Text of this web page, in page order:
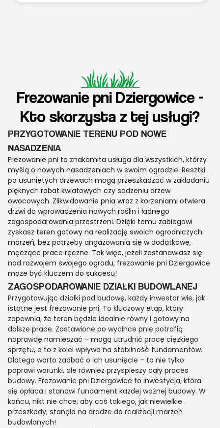
Frezowanie pni Dziergowice -
Kto skorzysta z tej usługi?
PRZYGOTOWANIE TERENU POD NOWE
NASADZENIA
Frezowanie pni to znakomita usługa dla wszystkich, którzy
myślą o nowych nasadzeniach w swoim ogrodzie. Resztki
po usuniętych drzewach mogą przeszkadzać w zakładaniu
pięknych rabat kwiatowych czy sadzeniu drzew
owocowych. Zlikwidowanie pnia wraz z korzeniami otwiera
drzwi do wprowadzenia nowych roślin i ładnego
zagospodarowania przestrzeni. Dzięki temu zabiegowi
zyskasz teren gotowy na realizację swoich ogrodniczych
marzeń, bez potrzeby angażowania się w dodatkowe,
męczące prace ręczne. Tak więc, jeżeli zastanawiasz się
nad rozwojem swojego ogrodu, frezowanie pni Dziergowice
może być kluczem do sukcesu!
ZAGOSPODAROWANIE DZIAŁKI BUDOWLANEJ
Przygotowując działki pod budowę, każdy inwestor wie, jak
istotne jest frezowanie pni. To kluczowy etap, który
zapewnia, że teren będzie idealnie równy i gotowy na
dalsze prace. Zostawione po wycince pnie potrafią
naprawdę namieszać – mogą utrudnić pracę ciężkiego
sprzętu, a to z kolei wpływa na stabilność fundamentów.
Dlatego warto zadbać o ich usunięcie – to nie tylko
poprawi warunki, ale również przyspieszy cały proces
budowy. Frezowanie pni Dziergowice to inwestycja, która
się opłaca i stanowi fundament każdej ważnej budowy. W
końcu, nikt nie chce, aby coś takiego, jak niewielkie
przeszkody, stanęło na drodze do realizacji marzeń
budowlanych!